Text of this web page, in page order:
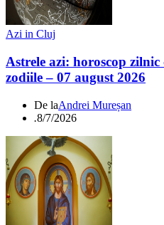
Azi in Cluj
Astrele azi: horoscop
zodiile – 07 august 2026
De laAndrei Mureșan
.8/7/2026